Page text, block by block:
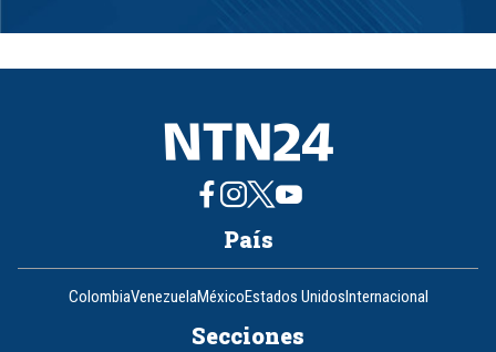
1
8
País
ColombiaVenezuelaMéxicoEstados UnidosInternacional
Secciones